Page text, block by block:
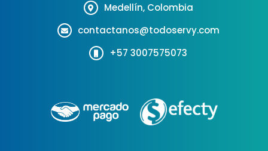
Medellín, Colombia
contactanos@todoservy.com
+57 3007575073